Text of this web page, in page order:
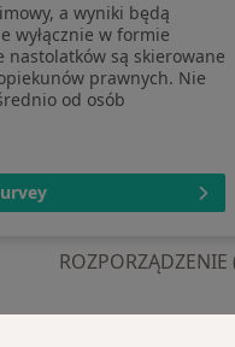
otwiera się w
otwiera
a wyniki będą
wyłącznie w formie
nastolatków są skierowane
prawnych. Nie
od osób